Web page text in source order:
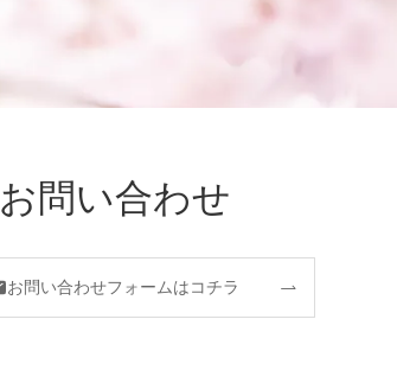
お問い合わせ
お問い合わせフォームはコチラ